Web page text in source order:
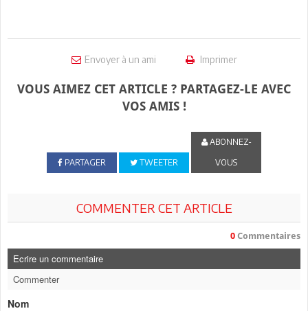
Envoyer à un ami Imprimer
VOUS AIMEZ CET ARTICLE ? PARTAGEZ-LE AVEC
VOS AMIS !
PARTAGER TWEETER
ABONNEZ-
VOUS
COMMENTER CET ARTICLE
0 Commentaires
Ecrire un commentaire
Commenter
Nom